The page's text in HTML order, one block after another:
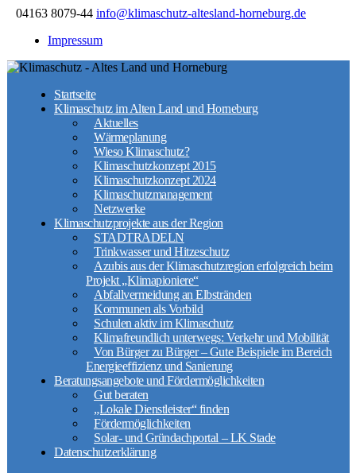
04163 8079-44 info@klimaschutz-altesland-horneburg.de
Impressum
Startseite
Klimaschutz im Alten Land und Horneburg
Aktuelles
Wärmeplanung
Wieso Klimaschutz?
Klimaschutzkonzept 2015
Klimaschutzkonzept 2024
Klimaschutzmanagement
Netzwerke
Klimaschutzprojekte aus der Region
STADTRADELN
Trinkwasser und Hitzeschutz
Azubis aus der Klimaschutzregion erfolgreich beim
Projekt „Klimapioniere“
Abfallvermeidung an Elbstränden
Kommunen als Vorbild
Schulen aktiv im Klimaschutz
Klimafreundlich unterwegs: Verkehr und Mobilität
Von Bürger zu Bürger – Gute Beispiele im Bereich
Energieeffizienz und Sanierung
Beratungsangebote und Fördermöglichkeiten
Gut beraten
„Lokale Dienstleister“ finden
Fördermöglichkeiten
Solar- und Gründachportal – LK Stade
Datenschutzerklärung